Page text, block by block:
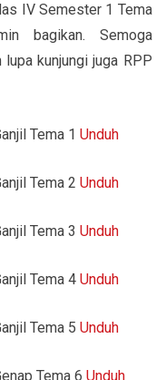
IV Semester 1 Tema
bagikan. Semoga
kunjungi juga RPP
Tema 1Unduh
Tema 2Unduh
Tema 3Unduh
Tema 4Unduh
Tema 5Unduh
Tema 6Unduh